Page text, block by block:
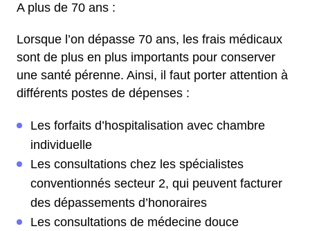
A plus de 70 ans :
Lorsque l’on dépasse 70 ans, les frais médicaux
sont de plus en plus importants pour conserver
une santé pérenne. Ainsi, il faut porter attention à
différents postes de dépenses :
Les forfaits d’hospitalisation avec chambre
individuelle
Les consultations chez les spécialistes
conventionnés secteur 2, qui peuvent facturer
des dépassements d’honoraires
Les consultations de médecine douce